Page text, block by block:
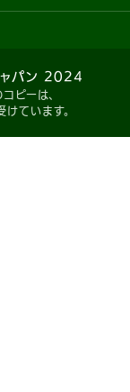
ャパン 2024
ピーは、
けています。